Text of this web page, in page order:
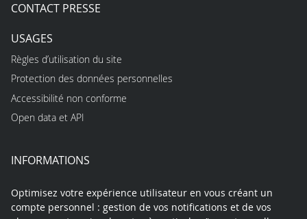
CONTACT PRESSE
USAGES
Règles d’utilisation du site
Protection des données personnelles
Accessibilité non conforme
Open data et API
INFORMATIONS
Optimisez votre expérience utilisateur en vous créant un
compte personnel : gestion de vos notifications et de vos